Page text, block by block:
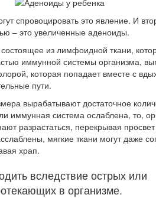
спровоцировать это явление. И
– это увеличенные аденоиды.
из лимфоидной ткани,
иммунной системы организма,
которая попадает вместе с
пути.
вырабатывают достаточное
иммунная система ослаблена, то,
разрастаться, перекрывая
мягкие ткани могут даже
храп.
вследствие острых или
в организме.